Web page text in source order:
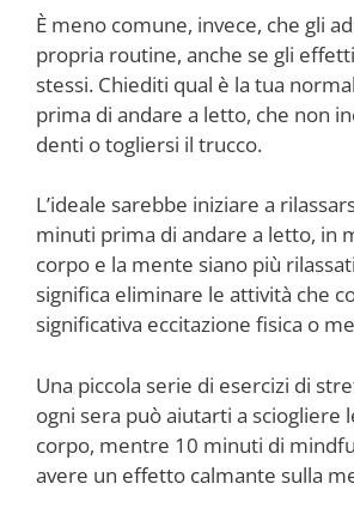
È meno comune, invece, che gli
propria routine, anche se gli
stessi. Chiediti qual è la tua
prima di andare a letto, che non
denti o togliersi il trucco.
L’ideale sarebbe iniziare a
minuti prima di andare a letto, in
corpo e la mente siano più
significa eliminare le attività che
significativa eccitazione fisica o
Una piccola serie di esercizi di
ogni sera può aiutarti a sciogliere
corpo, mentre 10 minuti di
avere un effetto calmante sulla